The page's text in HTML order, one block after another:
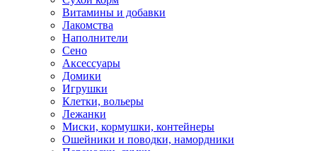
Витамины и добавки
Лакомства
Наполнители
Сено
Аксессуары
Домики
Игрушки
Клетки, вольеры
Лежанки
Миски, кормушки, контейнеры
Ошейники и поводки, намордники